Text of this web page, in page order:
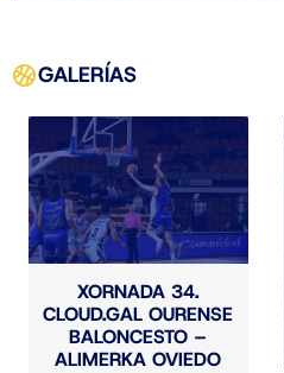
GALERÍAS
XORNADA 34.
CLOUD.GAL OURENSE
BALONCESTO –
ALIMERKA OVIEDO